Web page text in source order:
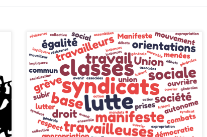
Texte adopté par le Congrès fondateur réuni à
Ornacieux-Balbins le 29 mars 2024 Les
syndicats signataires de ce manifeste du
syndicalisme de lutte de classes inscrivent
leurs orientations et leurs pratiques dans la
continuité historique du syndicalisme
autonome, internationaliste et
révolutionnaire à la base, dans le cadre de la
lutte […]